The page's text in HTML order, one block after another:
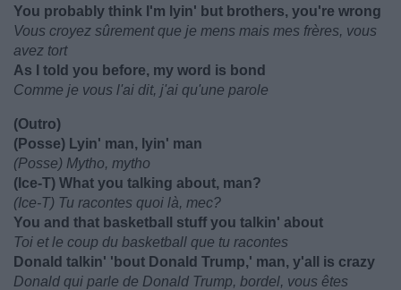
You probably think I'm lyin' but brothers, you're wrong
Vous croyez sûrement que je mens mais mes frères, vous
avez tort
As I told you before, my word is bond
Comme je vous l'ai dit, j'ai qu'une parole
(Outro)
(Posse) Lyin' man, lyin' man
(Posse) Mytho, mytho
(Ice-T) What you talking about, man?
(Ice-T) Tu racontes quoi là, mec?
You and that basketball stuff you talkin' about
Toi et le coup du basketball que tu racontes
Donald talkin' 'bout Donald Trump,' man, y'all is crazy
Donald qui parle de Donald Trump, bordel, vous êtes